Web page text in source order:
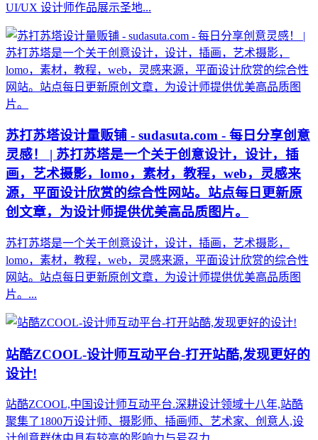
UI/UX 设计师作品展示圣地...
苏打苏塔设计量贩铺 - sudasuta.com - 每日分享创意
灵感！ | 苏打苏塔是一个关于创意设计，设计，插
画，艺术摄影，lomo，素材，教程，web，灵感来
源，平面设计欣赏的综合性网站。站点每日更新原
创文章，为设计师提供优美高品质图片。
苏打苏塔是一个关于创意设计，设计，插画，艺术摄影，
lomo，素材，教程，web，灵感来源，平面设计欣赏的综合性
网站。站点每日更新原创文章，为设计师提供优美高品质图
片。...
站酷ZCOOL-设计师互动平台-打开站酷,发现更好的
设计!
站酷ZCOOL,中国设计师互动平台.深耕设计领域十八年,站酷
聚集了1800万设计师、摄影师、插画师、艺术家、创意人,设